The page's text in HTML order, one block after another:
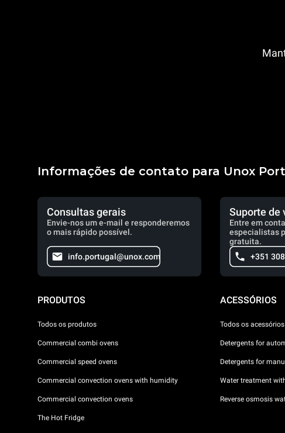
Informações de contato para Unox
Consultas gerais
Envie-nos um e-mail e responderemos
o mais rápido possível.
info.portugal@unox.com
Suporte de
Entre em
especialistas
gratuita.
+351
PRODUTOS
Todos os produtos
Commercial combi ovens
Commercial speed ovens
Commercial convection ovens with humidity
Commercial convection ovens
The Hot Fridge
ACESSÓRIOS
Todos os acessórios
Detergents for
Detergents for
Water treatment
Reverse osmosis